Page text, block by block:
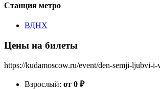
Станция метро
ВДНХ
Цены на билеты
https://kudamoscow.ru/event/den-semji-ljubvi-
Взрослый: от 0 ₽